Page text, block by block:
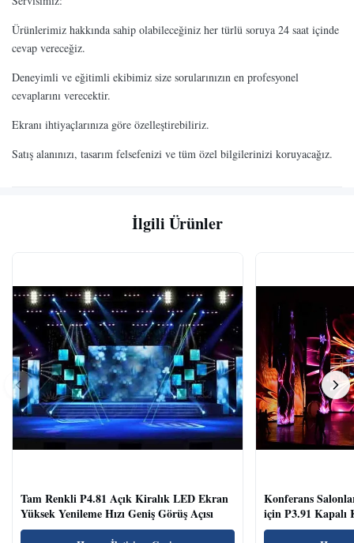
Ürünlerimiz hakkında sahip olabileceğiniz her türlü soruya 24 saat içinde
cevap vereceğiz.
Deneyimli ve eğitimli ekibimiz size sorularınızın en profesyonel
cevaplarını verecektir.
Ekranı ihtiyaçlarınıza göre özelleştirebiliriz.
Satış alanınızı, tasarım felsefenizi ve tüm özel bilgilerinizi koruyacağız.
İlgili Ürünler
Tam Renkli P4.81 Açık Kiralık LED Ekran
Yüksek Yenileme Hızı Geniş Görüş Açısı
Konferans
için P3.91
Temizle